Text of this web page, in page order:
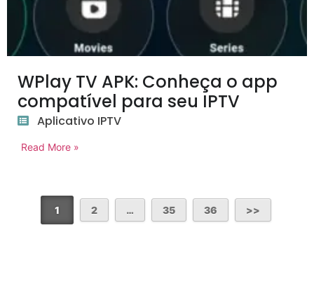
WPlay TV APK: Conheça o app
compatível para seu IPTV
Aplicativo IPTV
Read More »
1 2 … 35 36